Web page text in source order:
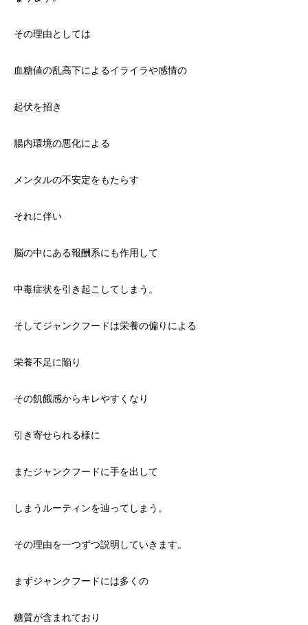
その理由としては
血糖値の乱高下によるイライラや感情の
起伏を招き
腸内環境の悪化による
メンタルの不安定をもたらす
それに伴い
脳の中にある報酬系にも作用して
中毒症状を引き起こしてしまう。
そしてジャンクフードは栄養の偏りによる
栄養不足に陥り
その飢餓感からキレやすくなり
引き寄せられる様に
またジャンクフードに手を出して
しまうルーティンを辿ってしまう。
その理由を一つずつ説明していきます。
まずジャンクフードには多くの
糖質が含まれており